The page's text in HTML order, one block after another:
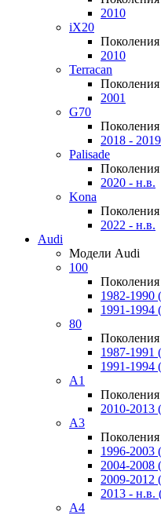
2010
iX20
2010
Terracan
2001
G70
2018 - 2019
Palisade
2020 - н.в.
Kona
2022 - н.в.
Audi
Модели Audi
100
1982-1990
1991-1994
80
1987-1991
1991-1994
A1
2010-2013
A3
1996-2003
2004-2008
2009-2012
2013 - н.в.
A4